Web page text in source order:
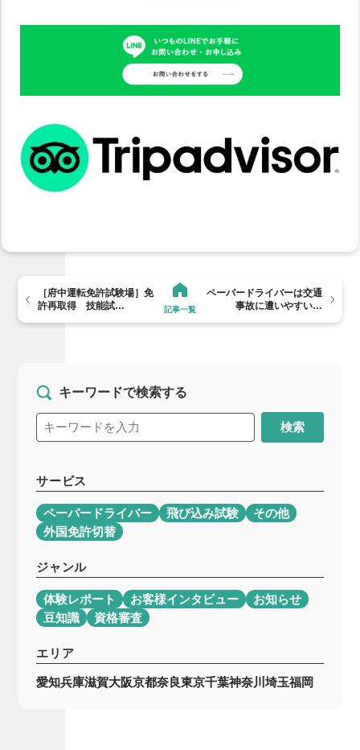
［府中運転免許試験場］免
許再取得 技能試…
記事一覧
ペーパードライバーは交通
事故に遭いやすい…
キーワードで検索する
検索
サービス
ペーパードライバー 飛び込み試験
その他
外国免許切替
ジャンル
体験レポート お客様インタビュー
お知らせ
豆知識
資格審査
エリア
愛知兵庫滋賀大阪京都奈良東京千葉神奈川埼玉福岡